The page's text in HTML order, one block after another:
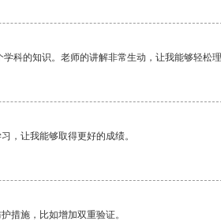
科的知识。老师的讲解非常生动，让我能够轻松理
，让我能够取得更好的成绩。
措施，比如增加双重验证。